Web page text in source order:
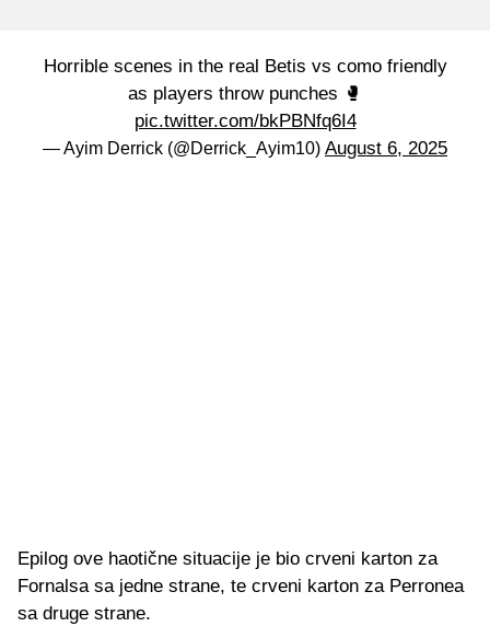
Horrible scenes in the real Betis vs como friendly
as players throw punches 🥊
pic.twitter.com/bkPBNfq6I4
— Ayim Derrick (@Derrick_Ayim10) August 6, 2025
Epilog ove haotične situacije je bio crveni karton za
Fornalsa sa jedne strane, te crveni karton za Perronea
sa druge strane.